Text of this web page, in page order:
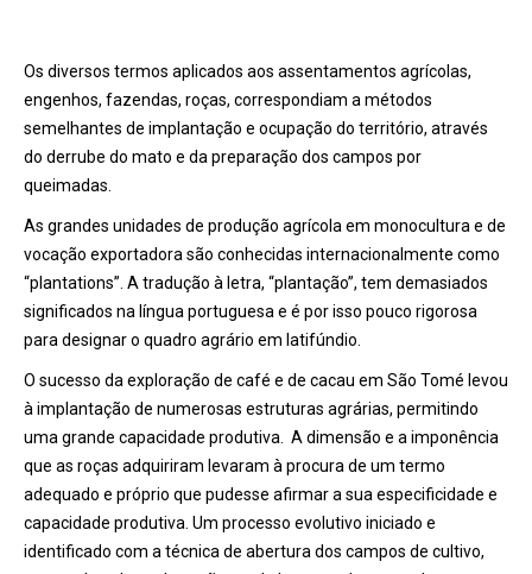
Os diversos termos aplicados aos assentamentos agrícolas,
engenhos, fazendas, roças, correspondiam a métodos
semelhantes de implantação e ocupação do território, através
do derrube do mato e da preparação dos campos por
queimadas.
As grandes unidades de produção agrícola em monocultura e de
vocação exportadora são conhecidas internacionalmente como
“plantations”. A tradução à letra, “plantação”, tem demasiados
significados na língua portuguesa e é por isso pouco rigorosa
para designar o quadro agrário em latifúndio.
O sucesso da exploração de café e de cacau em São Tomé levou
à implantação de numerosas estruturas agrárias, permitindo
uma grande capacidade produtiva. A dimensão e a imponência
que as roças adquiriram levaram à procura de um termo
adequado e próprio que pudesse afirmar a sua especificidade e
capacidade produtiva. Um processo evolutivo iniciado e
identificado com a técnica de abertura dos campos de cultivo,